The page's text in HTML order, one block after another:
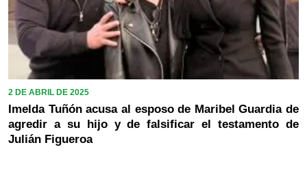
2 DE ABRIL DE 2025
Imelda Tuñón acusa al esposo de Maribel Guardia de
agredir a su hijo y de falsificar el testamento de
Julián Figueroa